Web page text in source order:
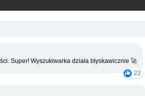
Super! Wyszukiwarka działa błyskawicznie 🚀
22